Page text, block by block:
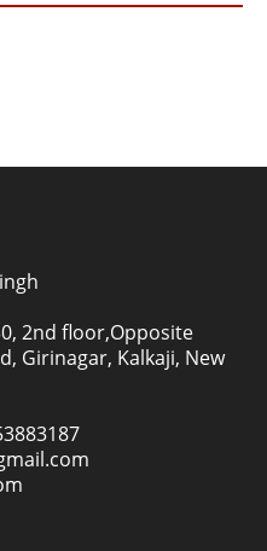
2nd floor,Opposite
Girinagar, Kalkaji, New